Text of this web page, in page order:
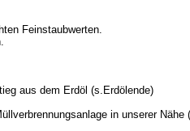
Feinstaubwerten.
aus dem Erdöl (s.Erdölende)
in unserer